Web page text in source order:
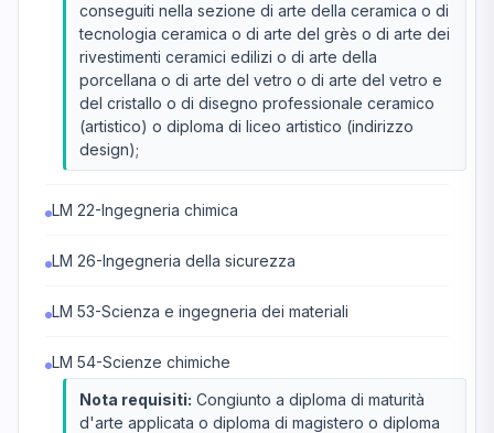
conseguiti nella sezione di arte della ceramica o di
tecnologia ceramica o di arte del grès o di arte dei
rivestimenti ceramici edilizi o di arte della
porcellana o di arte del vetro o di arte del vetro e
del cristallo o di disegno professionale ceramico
(artistico) o diploma di liceo artistico (indirizzo
design);
LM 22-Ingegneria chimica
LM 26-Ingegneria della sicurezza
LM 53-Scienza e ingegneria dei materiali
LM 54-Scienze chimiche
Nota requisiti: Congiunto a diploma di maturità
d'arte applicata o diploma di magistero o diploma